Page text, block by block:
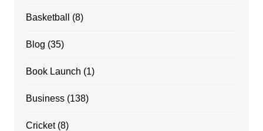
Basketball (8)
Blog (35)
Book Launch (1)
Business(138)
Cricket(8)